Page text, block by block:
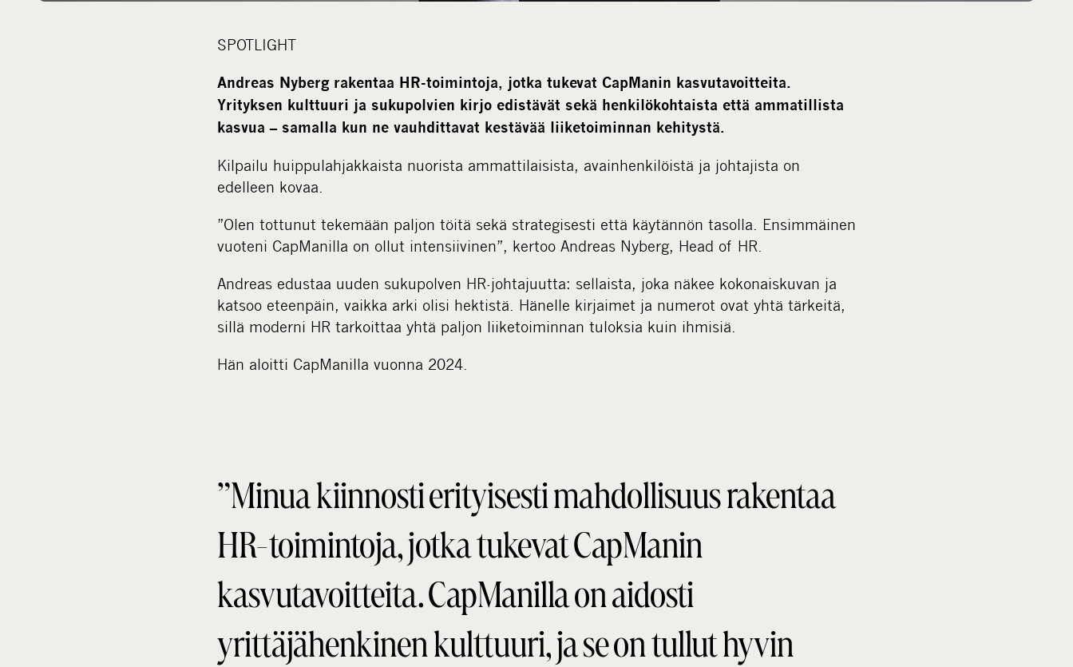
SPOTLIGHT
Andreas Nyberg rakentaa HR-toimintoja, jotka tukevat CapManin kasvutavoitteita.
Yrityksen kulttuuri ja sukupolvien kirjo edistävät sekä henkilökohtaista että ammatillista
kasvua – samalla kun ne vauhdittavat kestävää liiketoiminnan kehitystä.
Kilpailu huippulahjakkaista nuorista ammattilaisista, avainhenkilöistä ja johtajista on
edelleen kovaa.
”Olen tottunut tekemään paljon töitä sekä strategisesti että käytännön tasolla. Ensimmäinen
vuoteni CapManilla on ollut intensiivinen”, kertoo Andreas Nyberg, Head of HR.
Andreas edustaa uuden sukupolven HR-johtajuutta: sellaista, joka näkee kokonaiskuvan ja
katsoo eteenpäin, vaikka arki olisi hektistä. Hänelle kirjaimet ja numerot ovat yhtä tärkeitä,
sillä moderni HR tarkoittaa yhtä paljon liiketoiminnan tuloksia kuin ihmisiä.
Hän aloitti CapManilla vuonna 2024.
”Minua kiinnosti erityisesti mahdollisuus rakentaa
HR-toimintoja, jotka tukevat CapManin
kasvutavoitteita. CapManilla on aidosti
yrittäjähenkinen kulttuuri, ja se on tullut hyvin